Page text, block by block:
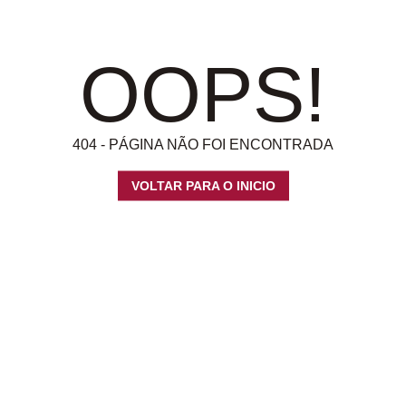
OOPS!
404 - PÁGINA NÃO FOI ENCONTRADA
VOLTAR PARA O INICIO